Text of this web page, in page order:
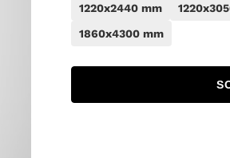
1220x2440 mm
1860x4300 mm